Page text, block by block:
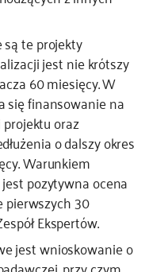
te projekty
jest nie krótszy
60 miesięcy. W
się finansowanie na
oraz
o dalszy okres
Warunkiem
pozytywna ocena
pierwszych 30
Ekspertów.
jest wnioskowanie o